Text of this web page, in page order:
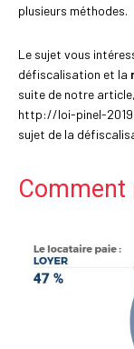
plusieurs méthodes.
Le sujet vous
défiscalisation et la
suite de notre
http://loi-pinel-
sujet de la
Comment